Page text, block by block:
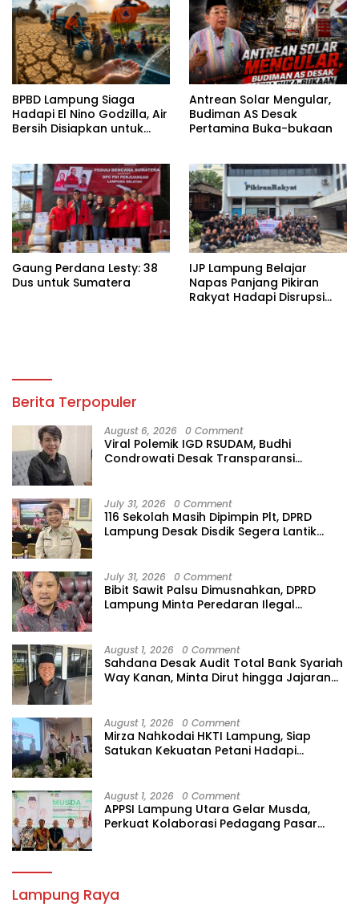
BPBD Lampung Siaga
Hadapi El Nino Godzilla, Air
Bersih Disiapkan untuk
Antrean Solar Mengular,
Budiman AS Desak
Pertamina Buka-bukaan
Gaung Perdana Lesty: 38
Dus untuk Sumatera
IJP Lampung Belajar
Napas Panjang Pikiran
Rakyat Hadapi Disrupsi
Berita Terpopuler
August 6, 2026 0 Comment
Viral Polemik IGD RSUDAM, Budhi
Condrowati Desak Transparansi
July 31, 2026 0 Comment
116 Sekolah Masih Dipimpin Plt, DPRD
Lampung Desak Disdik Segera Lantik
July 31, 2026 0 Comment
Bibit Sawit Palsu Dimusnahkan, DPRD
Lampung Minta Peredaran Ilegal
August 1, 2026 0 Comment
Sahdana Desak Audit Total Bank Syariah
Way Kanan, Minta Dirut hingga Jajaran
August 1, 2026 0 Comment
Mirza Nahkodai HKTI Lampung, Siap
Satukan Kekuatan Petani Hadapi
August 1, 2026 0 Comment
APPSI Lampung Utara Gelar Musda,
Perkuat Kolaborasi Pedagang Pasar
Lampung Raya